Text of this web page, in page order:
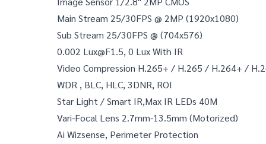
Main Stream 25/30FPS @ 2MP (1920x1080)
Sub Stream 25/30FPS @ (704x576)
0.002 Lux@F1.5, 0 Lux With IR
Video Compression H.265+ / H.265 / H.264+ /
WDR , BLC, HLC, 3DNR, ROI
Star Light / Smart IR,Max IR LEDs 40M
Vari-Focal Lens 2.7mm-13.5mm (Motorized)
Ai Wizsense, Perimeter Protection